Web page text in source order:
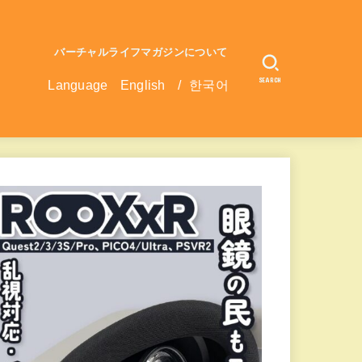
バーチャルライフマガジンについて
Language English / 한국어 SEARCH